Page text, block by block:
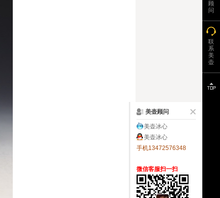
顾
问
联
系
美
壶
美壶顾问
美壶冰心
美壶冰心
手机13472576348
微信客服扫一扫